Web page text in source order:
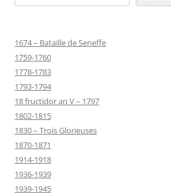
1674 – Bataille de Seneffe
1759-1760
1778-1783
1793-1794
18 fructidor an V – 1797
1802-1815
1830 – Trois Glorieuses
1870-1871
1914-1918
1936-1939
1939-1945